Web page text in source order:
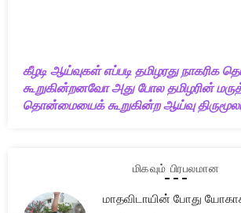
கீழடி ஆய்வுகள் எப்படி தமிழரது
கூறுகின்றனவோ அது போல தமிழரின்
தொன்மையைக் கூறுகின்ற ஆய்வு திருமூலர்
மிகவும் பிரபலமான
மாதவிடாயின் போது